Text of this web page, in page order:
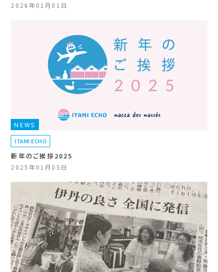
2026年01月01日
NEWS
ITAMI ECHO
新年のご挨拶2025
2025年01月05日